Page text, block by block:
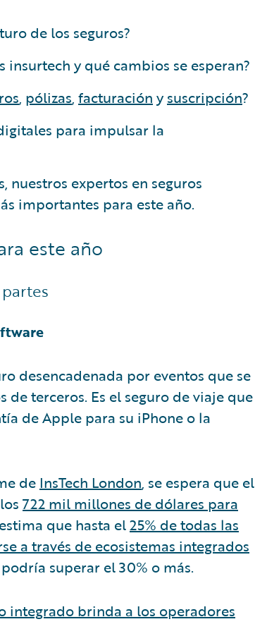
de los seguros?
y qué cambios se esperan?
, pólizas, facturación ysuscripción?
para impulsar la
nuestros expertos en seguros
importantes para este año.
este año
desencadenada por eventos que se
terceros. Es el seguro de viaje que
de Apple para su iPhone o la
de InsTech London, se espera que el
722 mil millones de dólares para
que hasta el25% de todas las
a través de ecosistemas integrados
superar el 30% o más.
integrado brinda a los operadores